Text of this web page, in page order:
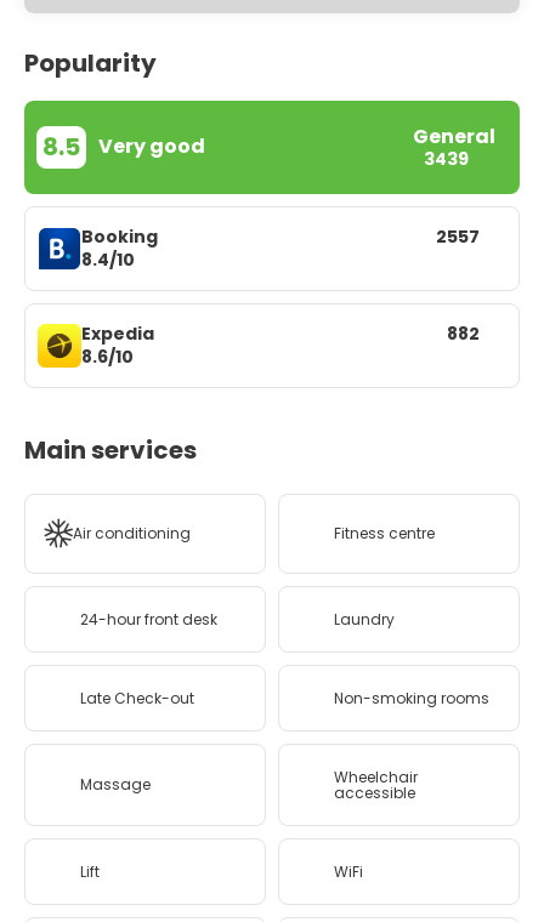
Popularity
8.5 Very good General
3439
Booking
8.4/10
2557
Expedia
8.6/10
882
Main services
Air conditioning Fitness centre
24-hour front desk Laundry
Late Check-out Non-smoking rooms
Massage Wheelchair
accessible
Lift WiFi